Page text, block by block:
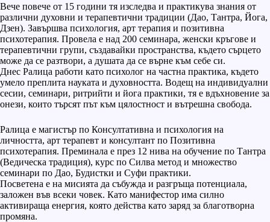
Вече повече от 15 години тя изследва и практикува знания от
различни духовни и терапевтични традиции (Дао, Тантра, Йога,
Дзен). Завършва психология, арт терапия и позитивна
психотерапия. Провела е над 200 семинара, женски кръгове и
терапевтични групи, създавайки пространства, където сърцето
може да се разтвори, а душата да се върне към себе си.
Днес Ралица работи като психолог на частна практика, където
умело преплита науката и духовността. Водещ на индивидуални
сесии, семинари, ритрийти и йога практики, тя е вдъхновение за
онези, които търсят път към цялостност и вътрешна свобода.
Ралица е магистър по Консултативна и психология на
личността, арт терапевт и консултант по Позитивна
психотерапия. Преминала е през 12 нива на обучение по Тантра
(Ведическа традиция), курс по Силва метод и множество
семинари по Дао, Будистки и Суфи практики.
Посветена е на мисията да събужда и разгръща потенциала,
заложен във всеки човек. Като манифестор има силно
активираща енергия, която действа като заряд за благотворна
промяна.